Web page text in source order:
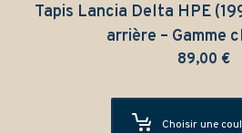
Tapis Lancia Delta HPE
arrière – Gamme
89,00 €
Choisir une